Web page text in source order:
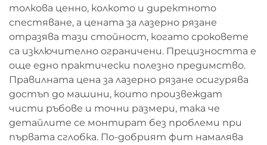
толкова ценно, колкото и директното
спестяване, а цената за лазерно рязане
отразява тази стойност, когато сроковете
са изключително ограничени. Прецизността е
още едно практически полезно предимство.
Правилната цена за лазерно рязане осигурява
достъп до машини, които произвеждат
чисти ръбове и точни размери, така че
детайлите се монтират без проблеми при
първата сглобка. По-добрият фит намалява